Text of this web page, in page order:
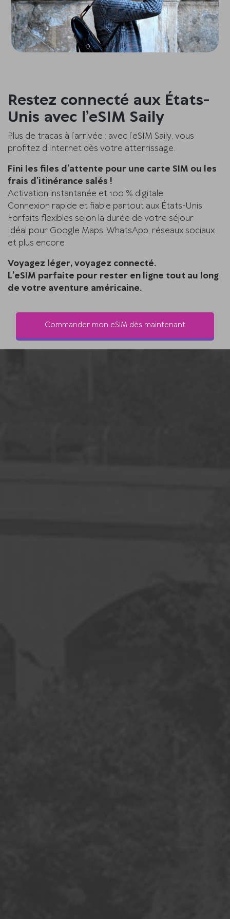
Restez connecté aux États-
Unis avec l’eSIM Saily
Plus de tracas à l’arrivée : avec l’eSIM Saily, vous
profitez d’Internet dès votre atterrissage.
Fini les files d’attente pour une carte SIM ou les
frais d’itinérance salés !
Activation instantanée et 100 % digitale
Connexion rapide et fiable partout aux États-Unis
Forfaits flexibles selon la durée de votre séjour
Idéal pour Google Maps, WhatsApp, réseaux sociaux
et plus encore
Voyagez léger, voyagez connecté.
L’eSIM parfaite pour rester en ligne tout au long
de votre aventure américaine.
Commander mon eSIM dès maintenant